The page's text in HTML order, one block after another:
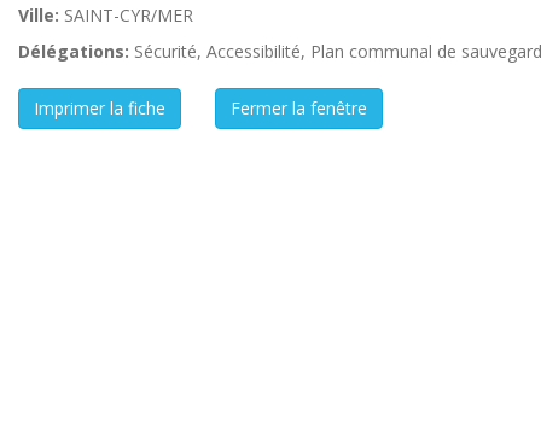
Ville: SAINT-CYR/MER
Délégations: Sécurité, Accessibilité, Plan communal de